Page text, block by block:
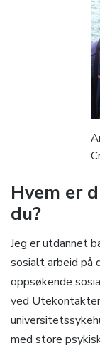
Hvem er
du?
Jeg er utdannet
sosialt arbeid på
oppsøkende
ved
med store